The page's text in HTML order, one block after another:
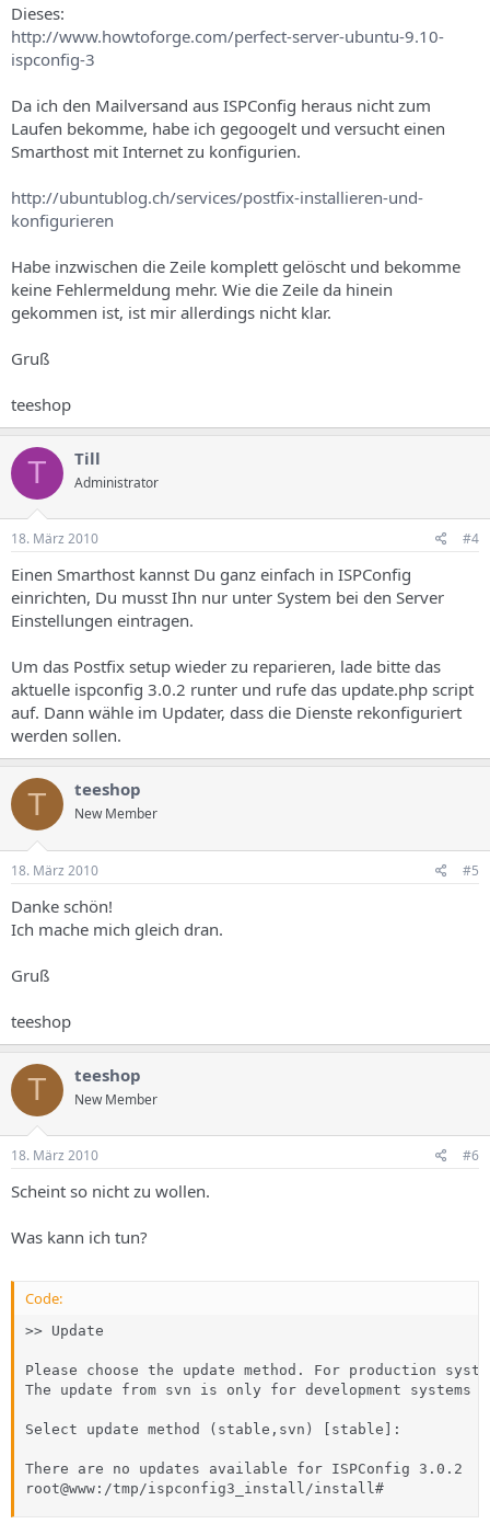
Dieses:
http://www.howtoforge.com/perfect-server-ubuntu-9.10-
ispconfig-3
Da ich den Mailversand aus ISPConfig heraus nicht zum
Laufen bekomme, habe ich gegoogelt und versucht einen
Smarthost mit Internet zu konfigurien.
http://ubuntublog.ch/services/postfix-installieren-und-
konfigurieren
Habe inzwischen die Zeile komplett gelöscht und bekomme
keine Fehlermeldung mehr. Wie die Zeile da hinein
gekommen ist, ist mir allerdings nicht klar.
Gruß
teeshop
T Till
Administrator
18. März 2010 #4
Einen Smarthost kannst Du ganz einfach in ISPConfig
einrichten, Du musst Ihn nur unter System bei den Server
Einstellungen eintragen.
Um das Postfix setup wieder zu reparieren, lade bitte das
aktuelle ispconfig 3.0.2 runter und rufe das update.php script
auf. Dann wähle im Updater, dass die Dienste rekonfiguriert
werden sollen.
T teeshop
New Member
18. März 2010 #5
Danke schön!
Ich mache mich gleich dran.
Gruß
teeshop
T teeshop
New Member
18. März 2010 #6
Scheint so nicht zu wollen.
Was kann ich tun?
Code:
>> Update
Please choose the update method. For production
The update from svn is only for development systems
Select update method (stable,svn) [stable]:
There are no updates available for ISPConfig 3.0.2
root@www:/tmp/ispconfig3_install/install#